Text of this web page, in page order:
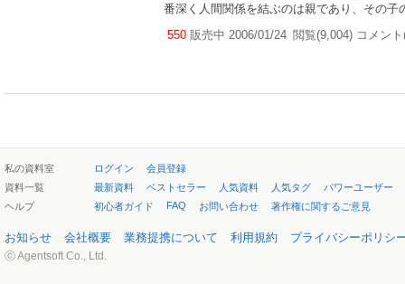
番深く人間関係を結ぶのは親であり、その
550 販売中 2006/01/24 閲覧(9,004) コメント
私の資料室 ログイン
会員登録
資料一覧
最新資料 ベストセラー 人気資料 人気タグ
パワーユーザー
ヘルプ
初心者ガイド FAQ お問い合わせ 著作権に関するご意見
お知らせ 会社概要 業務提携について 利用規約 プライバシーポリシ
ⓒ Agentsoft Co., Ltd.